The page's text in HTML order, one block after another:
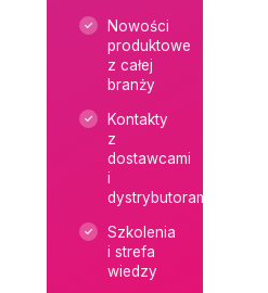
Nowości
produktowe
z całej
branży
Kontakty
z
dostawcami
i
dystrybutorami
Szkolenia
i strefa
wiedzy